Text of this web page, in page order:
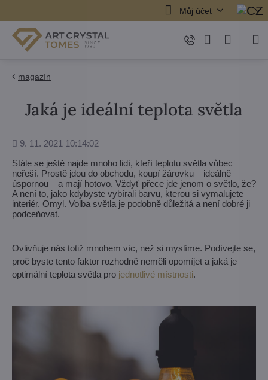
Můj účet
magazín
Jaká je ideální teplota světla
Přidáno
9. 11. 2021 10:14:02
Stále se ještě najde mnoho lidí, kteří teplotu světla vůbec
neřeší. Prostě jdou do obchodu, koupí žárovku – ideálně
úspornou – a mají hotovo. Vždyť přece jde jenom o světlo, že?
A není to, jako kdybyste vybírali barvu, kterou si vymalujete
interiér. Omyl. Volba světla je podobně důležitá a není dobré ji
podceňovat.
Ovlivňuje nás totiž mnohem víc, než si myslíme. Podívejte se,
proč byste tento faktor rozhodně neměli opomíjet a jaká je
optimální teplota světla pro jednotlivé místnosti.